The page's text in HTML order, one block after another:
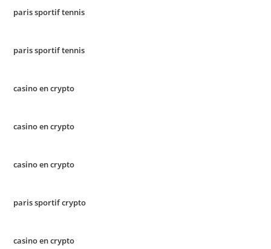
paris sportif tennis
paris sportif tennis
casino en crypto
casino en crypto
casino en crypto
paris sportif crypto
casino en crypto